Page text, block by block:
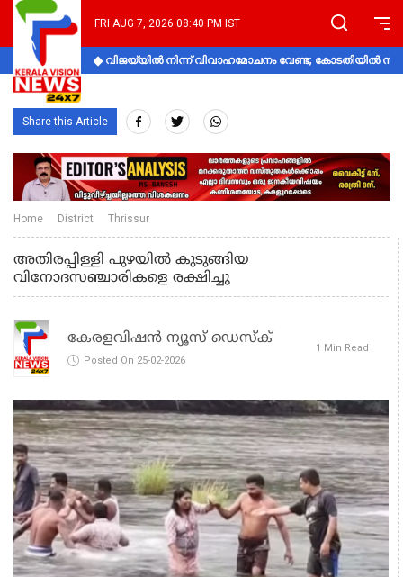
FRI AUG 7, 2026 08:40 PM IST
വിജയ്‌യിൽ നിന്ന് വിവാഹമോചനം വേണ്ട; കോടതിയിൽ
Share this Article
Home District Thrissur
അതിരപ്പിള്ളി പുഴയില്‍ കുടുങ്ങിയ
വിനോദസഞ്ചാരികളെ രക്ഷിച്ചു
കേരളവിഷൻ ന്യൂസ് ഡെസ്‌ക്
Posted On 25-02-2026
1 Min Read